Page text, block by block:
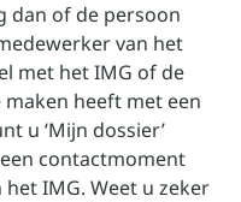
dan of de persoon
van het
met het IMG of de
heeft met een
u ‘Mijn dossier’
contactmoment
IMG. Weet u zeker